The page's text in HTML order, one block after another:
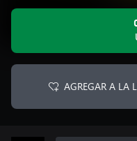
AGREGAR A LA